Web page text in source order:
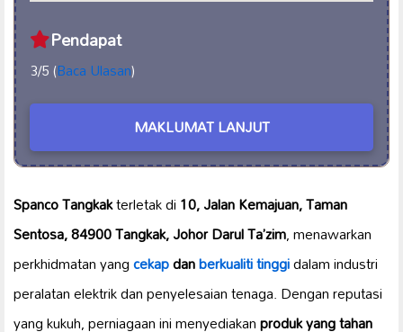
Pendapat
3/5 (Baca Ulasan)
MAKLUMAT LANJUT
Spanco Tangkakterletak di10, Jalan Kemajuan, Taman
Sentosa, 84900 Tangkak, Johor Darul Ta’zim, menawarkan
perkhidmatan yangcekapdanberkualiti tinggidalam industri
peralatan elektrik dan penyelesaian tenaga. Dengan reputasi
yang kukuh, perniagaan ini menyediakanproduk yang tahan